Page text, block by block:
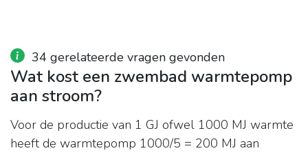
34 gerelateerde vragen gevonden
Wat kost een zwembad warmtepomp
aan stroom?
Voor de productie van 1 GJ ofwel 1000 MJ warmte
heeft de warmtepomp 1000/5 = 200 MJ aan